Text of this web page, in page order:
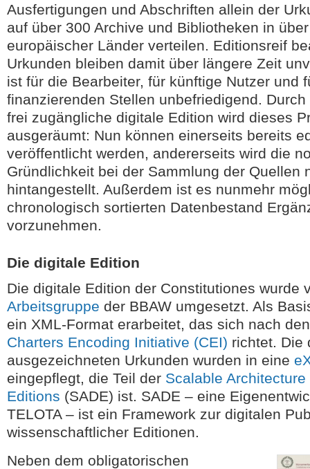
Ausfertigungen und Abschriften allein der
auf über 300 Archive und Bibliotheken in
europäischer Länder verteilen. Editionsreif
Urkunden bleiben damit über längere Zeit
ist für die Bearbeiter, für künftige Nutzer und
finanzierenden Stellen unbefriedigend.
frei zugängliche digitale Edition wird dieses
ausgeräumt: Nun können einerseits bereits
veröffentlicht werden, andererseits wird die
Gründlichkeit bei der Sammlung der Quellen
hintangestellt. Außerdem ist es nunmehr
chronologisch sortierten Datenbestand
vorzunehmen.
Die digitale Edition
Die digitale Edition der Constitutiones wurde
Arbeitsgruppe der BBAW umgesetzt. Als
ein XML-Format erarbeitet, das sich nach
Charters Encoding Initiative (CEI) richtet. Die
ausgezeichneten Urkunden wurden in eine
eingepflegt, die Teil der Scalable
Editions (SADE) ist. SADE – eine
TELOTA – ist ein Framework zur digitalen
wissenschaftlicher Editionen.
Neben dem obligatorischen